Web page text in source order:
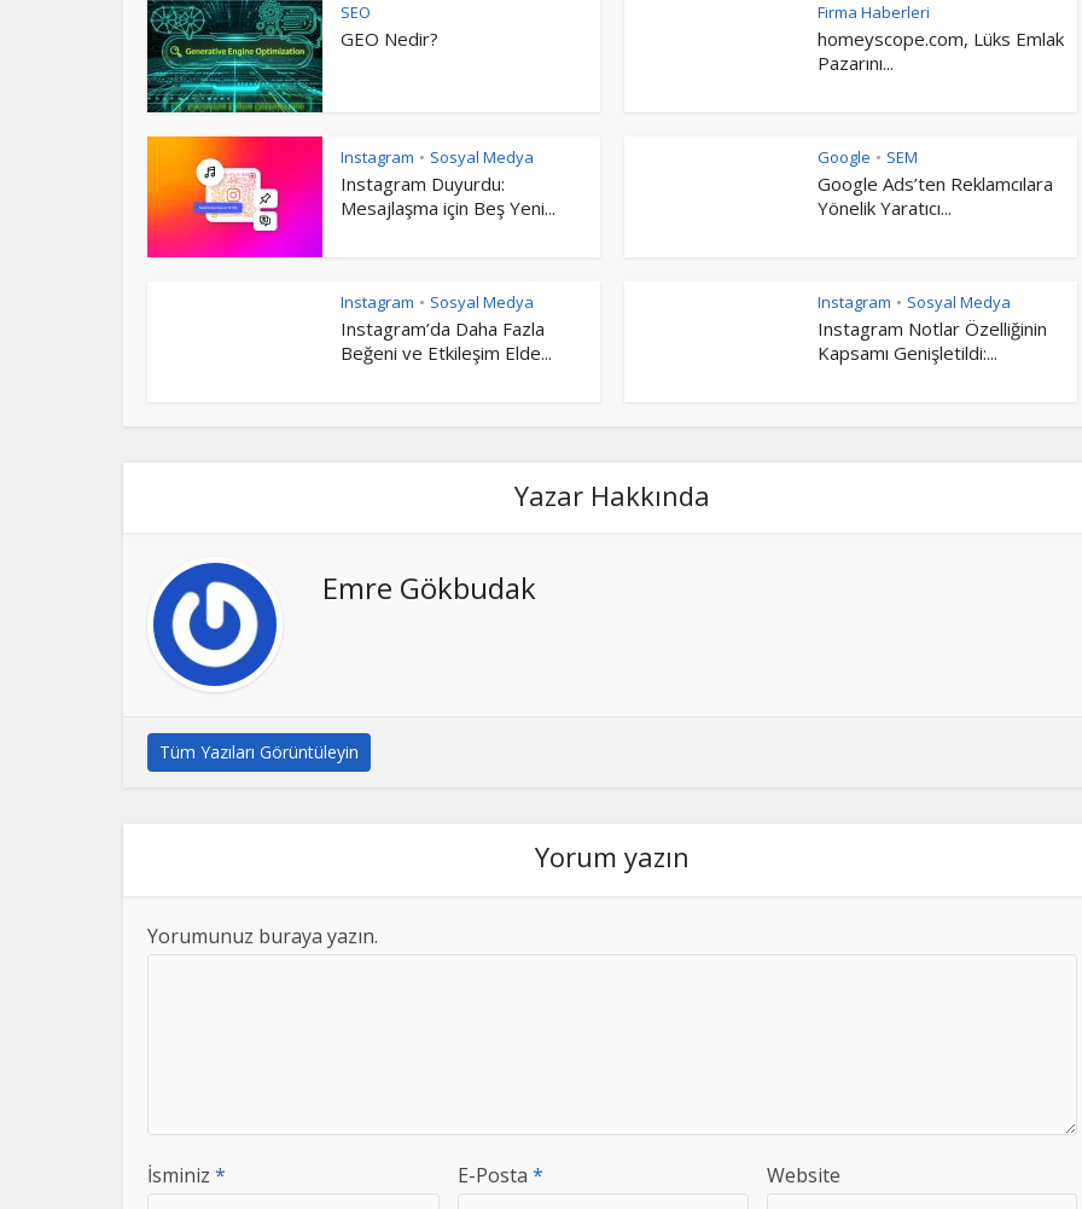
SEO
GEO Nedir?
Firma Haberleri
homeyscope.com, Lüks Emlak
Pazarını...
Instagram • Sosyal Medya
Instagram Duyurdu:
Mesajlaşma için Beş Yeni...
Google • SEM
Google Ads’ten Reklamcılara
Yönelik Yaratıcı...
Instagram • Sosyal Medya
Instagram’da Daha Fazla
Beğeni ve Etkileşim Elde...
Instagram • Sosyal Medya
Instagram Notlar Özelliğinin
Kapsamı Genişletildi:...
Yazar Hakkında
Emre Gökbudak
Tüm Yazıları Görüntüleyin
Yorum yazın
Yorumunuz buraya yazın.
İsminiz * E-Posta * Website